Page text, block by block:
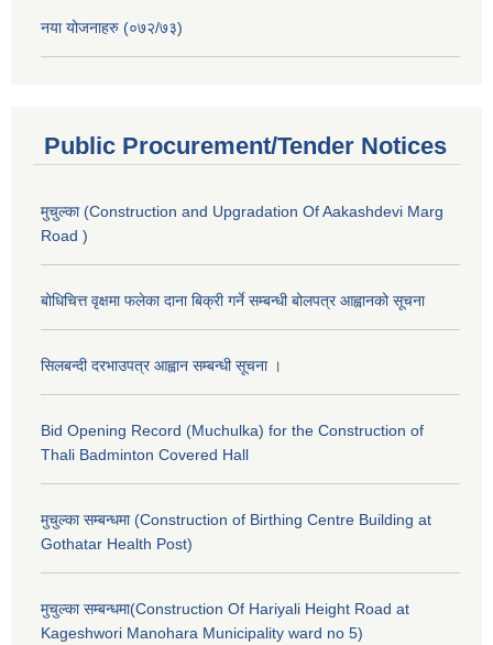
नया योजनाहरु (०७२/७३)
Public Procurement/Tender Notices
मुचुल्का (Construction and Upgradation Of Aakashdevi Marg
Road )
बोधिचित्त वृक्षमा फलेका दाना बिक्री गर्ने सम्बन्धी बोलपत्र आह्वानको सूचना
सिलबन्दी दरभाउपत्र आह्वान सम्बन्धी सूचना ।
Bid Opening Record (Muchulka) for the Construction of
Thali Badminton Covered Hall
मुचुल्का सम्बन्धमा (Construction of Birthing Centre Building at
Gothatar Health Post)
मुचुल्का सम्बन्धमा(Construction Of Hariyali Height Road at
Kageshwori Manohara Municipality ward no 5)